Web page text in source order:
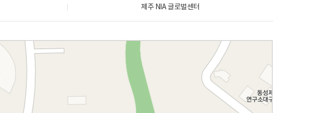
제주 NIA 글로벌센터